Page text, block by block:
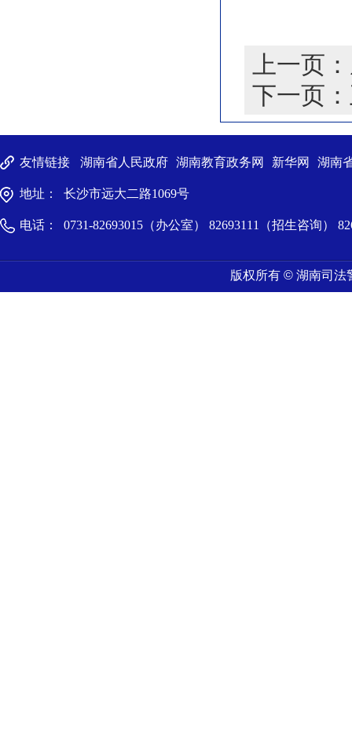
上一页：
下一页：
友情链接 湖南省人民政府 湖南教育政务网 新华网 湖南
地址： 长沙市远大二路1069号
电话： 0731-82693015（办公室） 82693111（招生咨询）
版权所有 © 湖南司法